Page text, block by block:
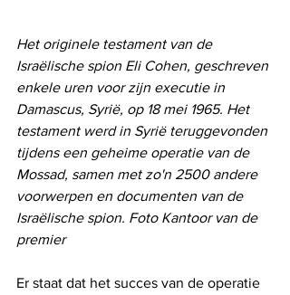
Het originele testament van de
Israëlische spion Eli Cohen, geschreven
enkele uren voor zijn executie in
Damascus, Syrië, op 18 mei 1965. Het
testament werd in Syrië teruggevonden
tijdens een geheime operatie van de
Mossad, samen met zo'n 2500 andere
voorwerpen en documenten van de
Israëlische spion. Foto Kantoor van de
premier
Er staat dat het succes van de operatie